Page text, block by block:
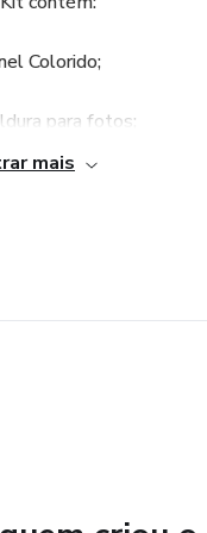
Colorido;
para fotos;
mais